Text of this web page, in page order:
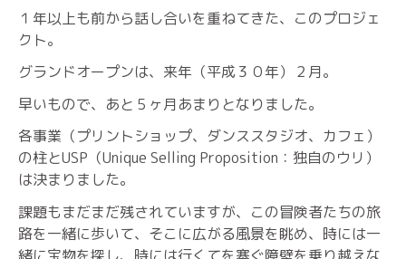
１年以上も前から話し合いを重ねてきた、このプロジェ
クト。
グランドオープンは、来年（平成３０年）２月。
早いもので、あと５ヶ月あまりとなりました。
各事業（プリントショップ、ダンススタジオ、カフェ）
の柱とUSP（Unique Selling Proposition：独自のウリ）
は決まりました。
課題もまだまだ残されていますが、この冒険者たちの旅
路を一緒に歩いて、そこに広がる風景を眺め、時には一